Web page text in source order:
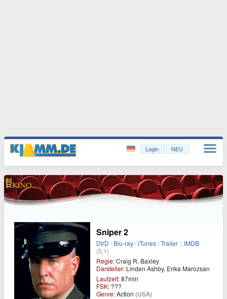
Login NEU
Sniper 2
DVD /Blu-ray/iTunes/Trailer :: IMDB
(5,1)
Regie:Craig R. Baxley
Darsteller: Linden Ashby, Erika Marozsan
Laufzeit:87min
FSK: ???
Genre:Action (USA)